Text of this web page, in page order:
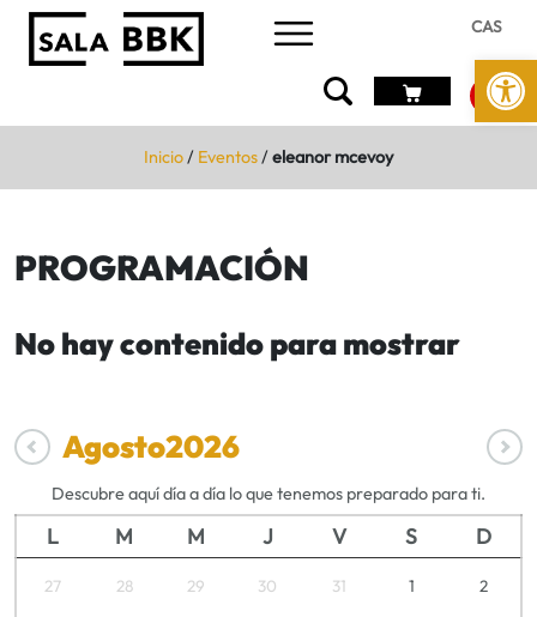
Abrir
CAS
Inicio/ Eventos/eleanor mcevoy
PROGRAMACIÓN
No hay contenido para mostrar
Agosto2026
Descubre aquí día a día lo que tenemos preparado para ti.
L M M J V S D
27 28 29 30 31 1 2